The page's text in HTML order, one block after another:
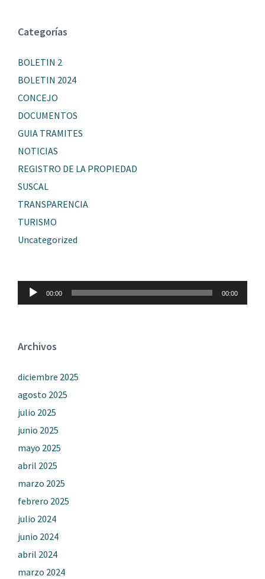
Categorías
BOLETIN 2
BOLETIN 2024
CONCEJO
DOCUMENTOS
GUIA TRAMITES
NOTICIAS
REGISTRO DE LA PROPIEDAD
SUSCAL
TRANSPARENCIA
TURISMO
Uncategorized
Reproductor
audio
00:00 00:00
Archivos
diciembre 2025
agosto 2025
julio 2025
junio 2025
mayo 2025
abril 2025
marzo 2025
febrero 2025
julio 2024
junio 2024
abril 2024
marzo 2024